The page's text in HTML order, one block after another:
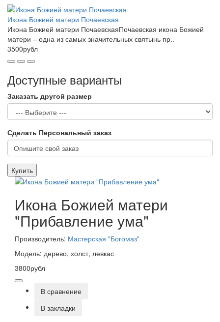
Икона Божией матери Почаевская
Икона Божией матери ПочаевскаяПочаевская икона Божией
матери – одна из самых значительных святынь пр..
3500рубл
Доступные варианты
Заказать другой размер
Сделать Персональный заказ
Купить
Икона Божией матери
"Прибавление ума"
Производитель: Мастерская "Богомаз"
Модель: дерево, холст, левкас
3800рубл
В сравнение
В закладки